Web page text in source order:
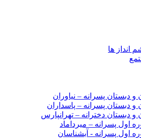
ها
پسرانه – نیاوران
پسرانه – پاسداران
دخترانه – تهرانپارس
پسرانه – میرداماد
پسرانه - آبشناسان